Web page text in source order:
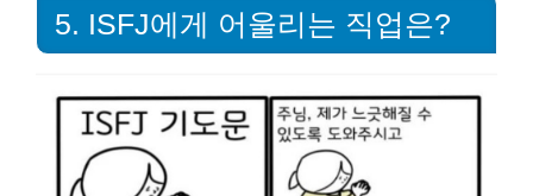
5. ISFJ에게 어울리는 직업은?